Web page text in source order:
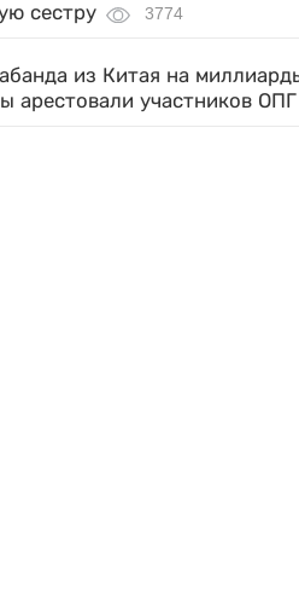
сестру
3774
из Китая на
арестовали участников ОПГ